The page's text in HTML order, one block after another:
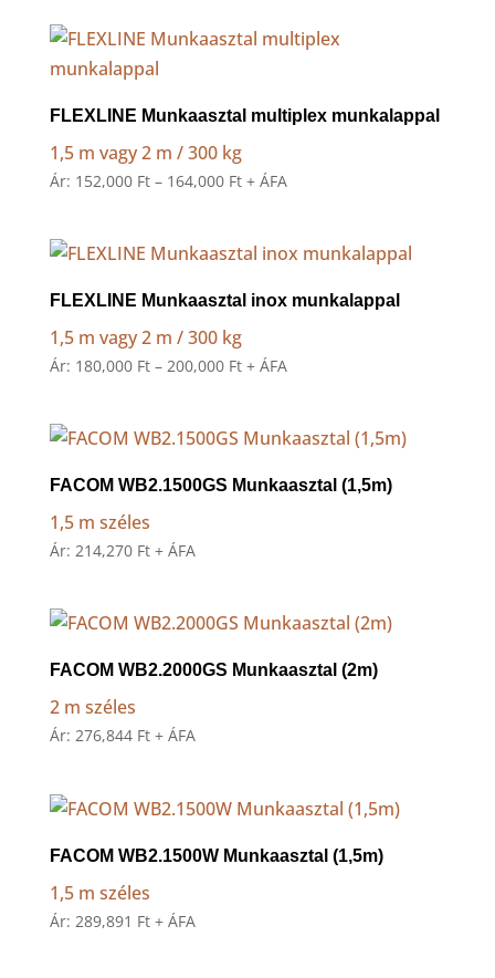
38,000 Ft
FLEXLINE Munkaasztal multiplex munkalappal
1,5 m vagy 2 m / 300 kg
Ár: 152,000 Ft – 164,000 FtÁrtartomány:
164,000 Ft
+ ÁFA
FLEXLINE Munkaasztal inox munkalappal
1,5 m vagy 2 m / 300 kg
Ár: 180,000 Ft – 200,000 FtÁrtartomány:
200,000 Ft
+ ÁFA
FACOM WB2.1500GS Munkaasztal (1,5m)
1,5 m széles
Ár: 214,270 Ft + ÁFA
FACOM WB2.2000GS Munkaasztal (2m)
2 m széles
Ár: 276,844 Ft + ÁFA
FACOM WB2.1500W Munkaasztal (1,5m)
1,5 m széles
Ár: 289,891 Ft + ÁFA